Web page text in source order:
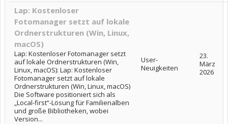
Lap: Kostenloser
Fotomanager setzt auf lokale
Ordnerstrukturen (Win, Linux,
macOS)
Lap: Kostenloser Fotomanager setzt
auf lokale Ordnerstrukturen (Win,
Linux, macOS): Lap: Kostenloser
Fotomanager setzt auf lokale
Ordnerstrukturen (Win, Linux, macOS)
Die Software positioniert sich als
„Local-first“-Lösung für Familienalben
und große Bibliotheken, wobei
Version...
User-
Neuigkeiten
23.
März
2026